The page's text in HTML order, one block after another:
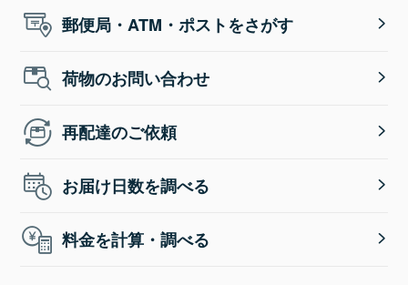
郵便局・ATM・ポストをさがす
荷物のお問い合わせ
再配達のご依頼
お届け日数を調べる
料金を計算・調べる